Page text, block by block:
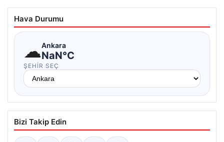
Hava Durumu
☁Ankara
NaN°C
ŞEHIR SEÇ
Bizi Takip Edin